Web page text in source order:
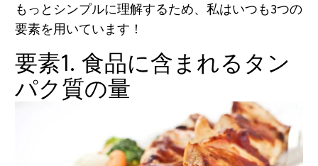
もっとシンプルに理解するため、私はいつも3つの
要素を用いています！
要素1. 食品に含まれるタン
パク質の量